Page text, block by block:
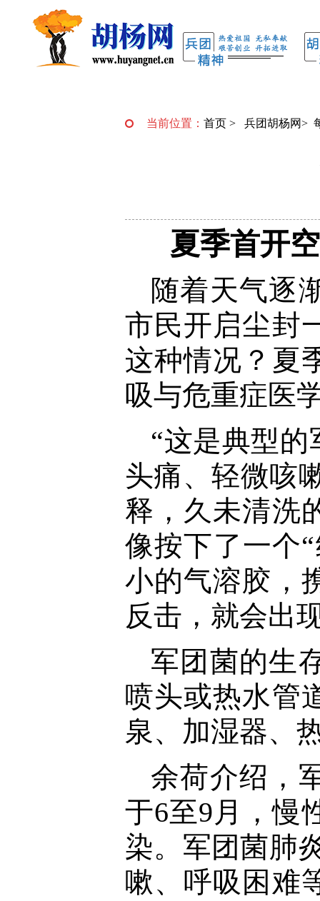
当前位置： 首页 > 兵团胡杨网>
夏季首开
随着天气逐
市民开启尘封
这种情况？夏
吸与危重症医
“这是典型
头痛、轻微咳
释，久未清洗
像按下了一个
小的气溶胶，
反击，就会出
军团菌的生
喷头或热水管
泉、加湿器、
余荷介绍，
于6至9月，慢
染。军团菌肺
嗽、呼吸困难